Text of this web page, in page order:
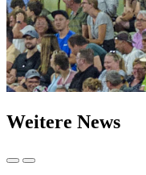
Weitere News